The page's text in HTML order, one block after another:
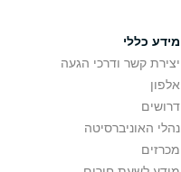
מידע כללי
יצירת קשר ודרכי הגעה
אלפון
דרושים
נהלי האוניברסיטה
מכרזים